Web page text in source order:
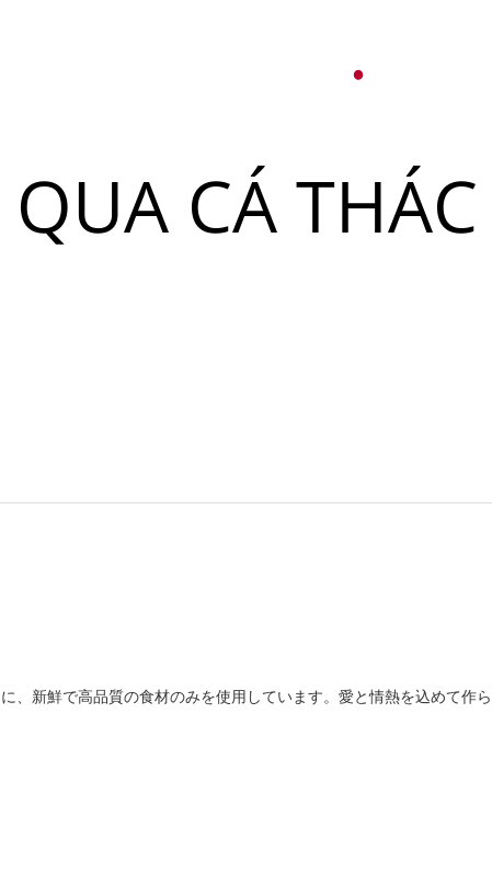
ント
Tiếng Việt
한국어
ー
ント
CÁ
、新鮮で高品質の食材のみを使用しています。愛と情熱を込めて作